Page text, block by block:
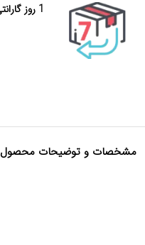
1 روز گارانتی بازگشت وجه در صورت خرابی کالا
مشخصات و توضیحات محصول